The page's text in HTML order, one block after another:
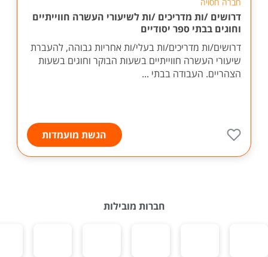
דרושים /ות מדריכים /ות לשיעורי העשרה חווייתיים
וחוגים בבתי ספר יסודיים
דרושים/ות מדריכים/ות בעלי/ות אחריות גבוהה, להעברת
שיעורי העשרה חווייתיים בשעות הבוקר וחוגים בשעות
הצהריים. העבודה בבתי ...
הגשת מועמדות
חברות מובילות